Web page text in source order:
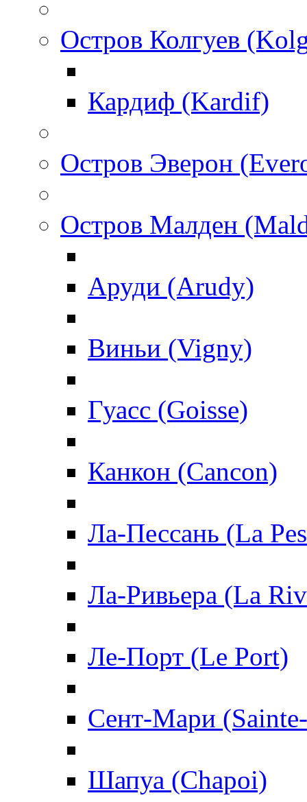
Остров Колгуев
Кардиф (Kardif)
Остров Эверон
Остров Малден
Аруди (Arudy)
Виньи (Vigny)
Гуасс (Goisse)
Канкон (Cancon)
Ла-Пессань (La
Ла-Ривьера (La
Ле-Порт (Le Port)
Сент-Мари
Шапуа (Chapoi)